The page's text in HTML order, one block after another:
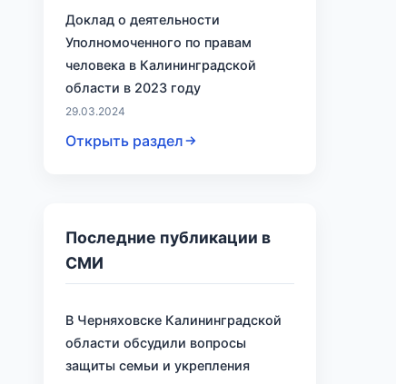
Доклад о деятельности
Уполномоченного по правам
человека в Калининградской
области в 2023 году
29.03.2024
Открыть раздел
Последние публикации в
СМИ
В Черняховске Калининградской
области обсудили вопросы
защиты семьи и укрепления